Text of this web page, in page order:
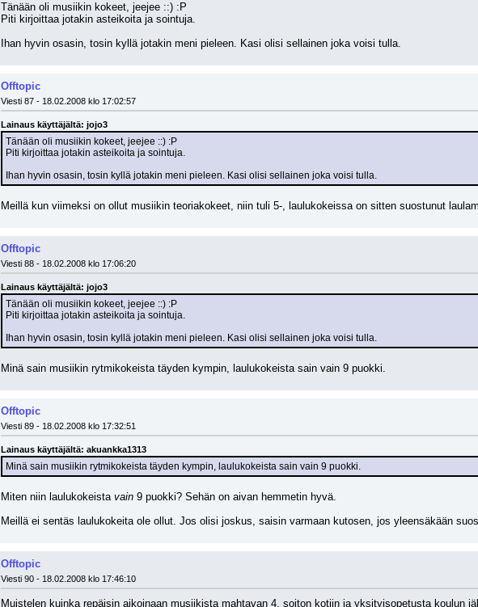
Tänään oli musiikin kokeet, jeejee ::) :P
Piti kirjoittaa jotakin asteikoita ja sointuja.
Ihan hyvin osasin, tosin kyllä jotakin meni pieleen. Kasi olisi sellainen joka voisi tulla.
Offtopic
Viesti 87 - 18.02.2008 klo 17:02:57
Lainaus käyttäjältä: jojo3
Tänään oli musiikin kokeet, jeejee ::) :P
Piti kirjoittaa jotakin asteikoita ja sointuja.
Ihan hyvin osasin, tosin kyllä jotakin meni pieleen. Kasi olisi sellainen joka voisi tulla.
Meillä kun viimeksi on ollut musiikin teoriakokeet, niin tuli 5-, laulukokeissa on sitten suostunut
Offtopic
Viesti 88 - 18.02.2008 klo 17:06:20
Lainaus käyttäjältä: jojo3
Tänään oli musiikin kokeet, jeejee ::) :P
Piti kirjoittaa jotakin asteikoita ja sointuja.
Ihan hyvin osasin, tosin kyllä jotakin meni pieleen. Kasi olisi sellainen joka voisi tulla.
Minä sain musiikin rytmikokeista täyden kympin, laulukokeista sain vain 9 puokki.
Offtopic
Viesti 89 - 18.02.2008 klo 17:32:51
Lainaus käyttäjältä: akuankka1313
Minä sain musiikin rytmikokeista täyden kympin, laulukokeista sain vain 9 puokki.
Miten niin laulukokeista vain 9 puokki? Sehän on aivan hemmetin hyvä.
Meillä ei sentäs laulukokeita ole ollut. Jos olisi joskus, saisin varmaan kutosen, jos yleensäkään
Offtopic
Viesti 90 - 18.02.2008 klo 17:46:10
Muistelen kuinka repäisin aikoinaan musiikista mahtavan 4, soiton kotiin ja yksityisopetusta koulun